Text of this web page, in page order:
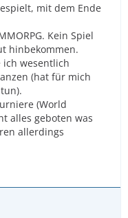
mit dem Ende
Kein Spiel
hinbekommen.
ich wesentlich
(hat für mich
(World
alles geboten was
allerdings